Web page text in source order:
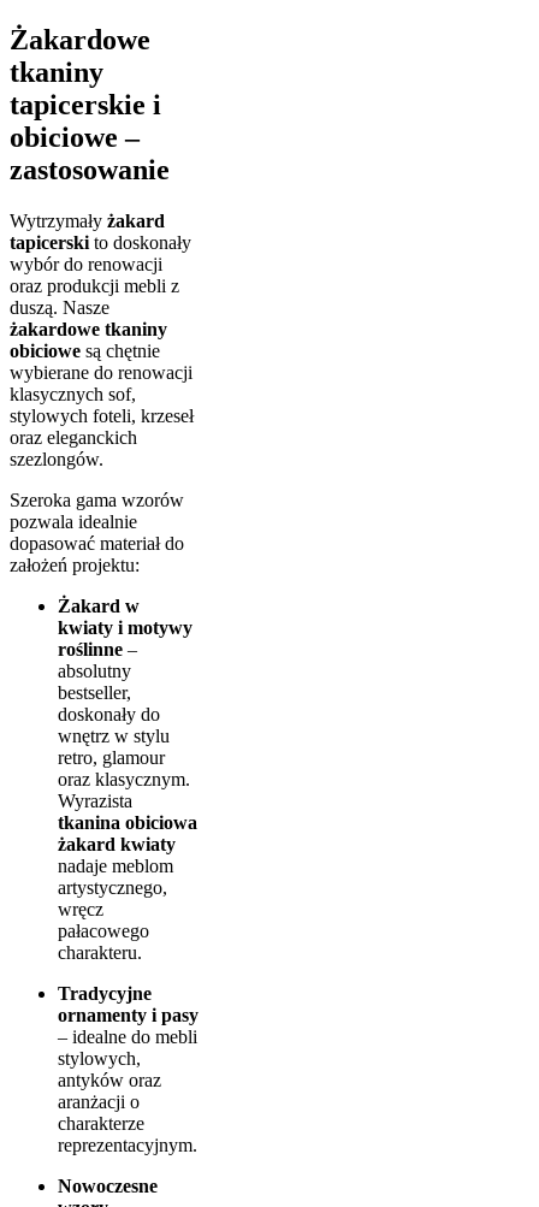
Żakardowe
tkaniny
tapicerskie i
obiciowe –
zastosowanie
Wytrzymały żakard
tapicerski to doskonały
wybór do renowacji
oraz produkcji mebli z
duszą. Nasze
żakardowe tkaniny
obiciowe są chętnie
wybierane do renowacji
klasycznych sof,
stylowych foteli, krzeseł
oraz eleganckich
szezlongów.
Szeroka gama wzorów
pozwala idealnie
dopasować materiał do
założeń projektu:
Żakard w
kwiaty i motywy
roślinne –
absolutny
bestseller,
doskonały do
wnętrz w stylu
retro, glamour
oraz klasycznym.
Wyrazista
tkanina obiciowa
żakard kwiaty
nadaje meblom
artystycznego,
wręcz
pałacowego
charakteru.
Tradycyjne
ornamenty i pasy
– idealne do mebli
stylowych,
antyków oraz
aranżacji o
charakterze
reprezentacyjnym.
Nowoczesne